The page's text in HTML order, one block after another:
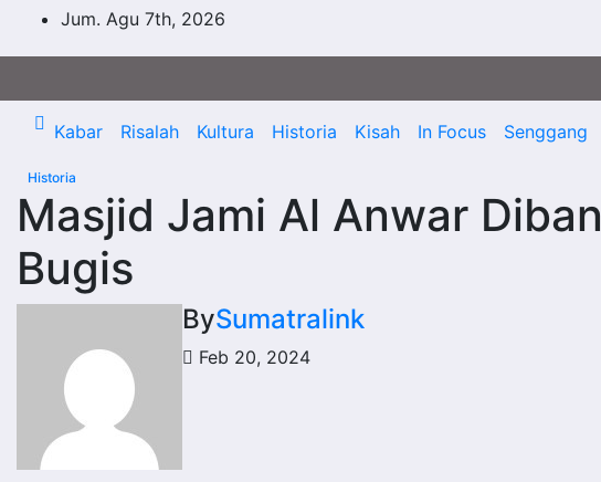
Jum. Agu 7th, 2026
Kabar Risalah Kultura Historia Kisah In Focus Senggang
Historia
Masjid Jami Al Anwar
Bugis
BySumatralink
Feb 20, 2024